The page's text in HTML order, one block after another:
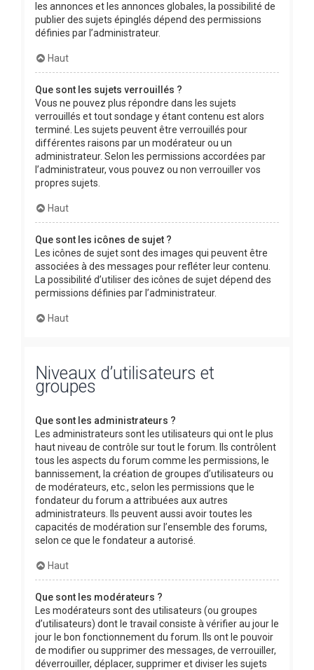
les annonces et les annonces globales, la possibilité de
publier des sujets épinglés dépend des permissions
définies par l’administrateur.
Haut
Que sont les sujets verrouillés ?
Vous ne pouvez plus répondre dans les sujets
verrouillés et tout sondage y étant contenu est alors
terminé. Les sujets peuvent être verrouillés pour
différentes raisons par un modérateur ou un
administrateur. Selon les permissions accordées par
l’administrateur, vous pouvez ou non verrouiller vos
propres sujets.
Haut
Que sont les icônes de sujet ?
Les icônes de sujet sont des images qui peuvent être
associées à des messages pour refléter leur contenu.
La possibilité d’utiliser des icônes de sujet dépend des
permissions définies par l’administrateur.
Haut
Niveaux d’utilisateurs et
groupes
Que sont les administrateurs ?
Les administrateurs sont les utilisateurs qui ont le plus
haut niveau de contrôle sur tout le forum. Ils contrôlent
tous les aspects du forum comme les permissions, le
bannissement, la création de groupes d’utilisateurs ou
de modérateurs, etc., selon les permissions que le
fondateur du forum a attribuées aux autres
administrateurs. Ils peuvent aussi avoir toutes les
capacités de modération sur l’ensemble des forums,
selon ce que le fondateur a autorisé.
Haut
Que sont les modérateurs ?
Les modérateurs sont des utilisateurs (ou groupes
d’utilisateurs) dont le travail consiste à vérifier au jour le
jour le bon fonctionnement du forum. Ils ont le pouvoir
de modifier ou supprimer des messages, de verrouiller,
déverrouiller, déplacer, supprimer et diviser les sujets